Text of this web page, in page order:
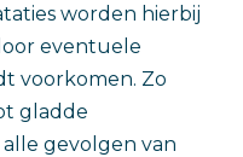
worden hierbij
eventuele
voorkomen. Zo
gladde
gevolgen van